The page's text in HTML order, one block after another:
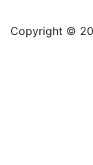
Copyright ©